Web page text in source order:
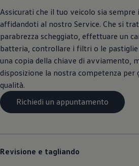
Assicurati che il tuo veicolo sia
affidandoti al nostro Service. Che si
parabrezza scheggiato, effettuare un
batteria, controllare i filtri o le
una copia della chiave di avviamento,
disposizione la nostra competenza per
qualità.
Richiedi un appuntamento
Revisione e tagliando